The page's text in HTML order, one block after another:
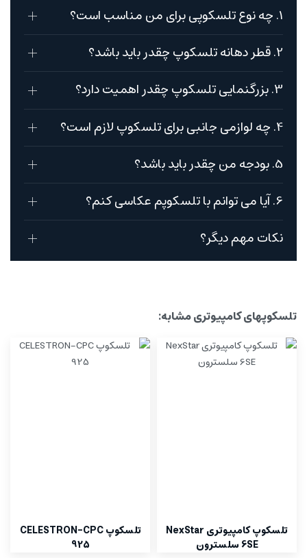
1. چه نوع تلسکوپی برای من مناسب است؟
2. قطر دهانه تلسکوپ چقدر باید باشد؟
3. بزرگنمایی تلسکوپ چقدر اهمیت دارد؟
4. چه لوازمی جانبی برای تلسکوپ لازم است؟
5. بودجه من چقدر باید باشد؟
6. آیا می توانم با تلسکوپم عکاسی کنم؟
نکات مهم دیگر؟
تلسکوپهای کامپیوتری مشابه:
تلسکوپ کامپیوتری NexStar
6SE سلسترون
تلسکوپ CELESTRON-CPC
925